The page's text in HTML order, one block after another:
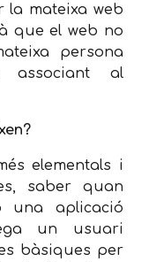
la mateixa web
que el web no
persona
associant al
elementals i
saber quan
una aplicació
un usuari
bàsiques per